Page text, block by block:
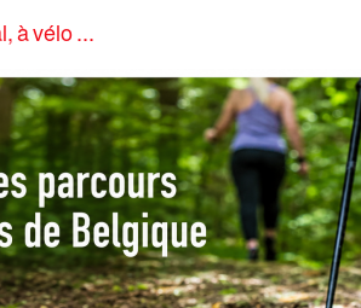
à vélo ...